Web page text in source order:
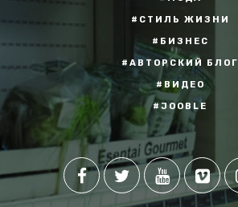
#СТИЛЬ ЖИЗНИ
#БИЗНЕС
#АВТОРСКИЙ БЛОГ
#ВИДЕО
#JOOBLE